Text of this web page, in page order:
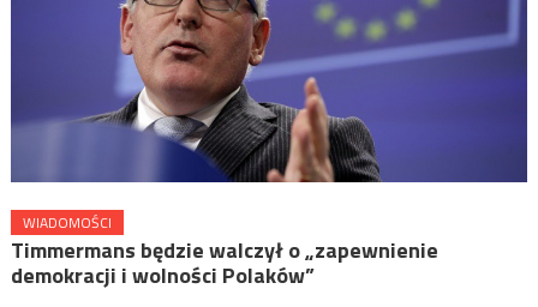
WIADOMOŚCI
Timmermans będzie walczył o „zapewnienie
demokracji i wolności Polaków”